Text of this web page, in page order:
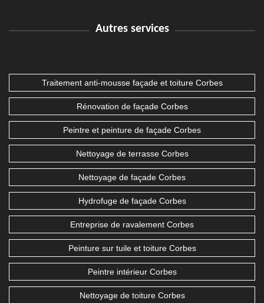
Autres services
Traitement anti-mousse façade et toiture Corbes
Rénovation de façade Corbes
Peintre et peinture de façade Corbes
Nettoyage de terrasse Corbes
Nettoyage de façade Corbes
Hydrofuge de façade Corbes
Entreprise de ravalement Corbes
Peinture sur tuile et toiture Corbes
Peintre intérieur Corbes
Nettoyage de toiture Corbes